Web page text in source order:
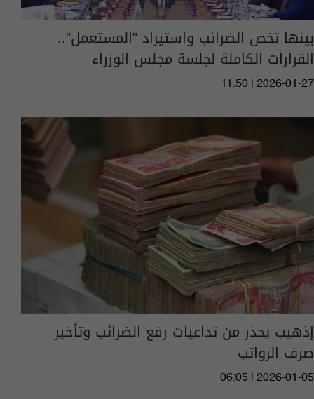
بينها تخص الضرائب واستيراد "المستعمل"..
القرارات الكاملة لجلسة مجلس الوزراء
11:50 | 2026-01-27
إذهيب يحذر من تداعيات رفع الضرائب وتأخير
صرف الرواتب
06:05 | 2026-01-05